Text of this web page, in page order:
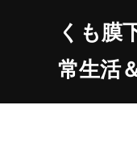
ツ
くも膜
常生活